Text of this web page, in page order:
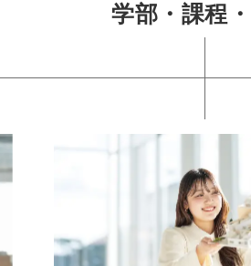
学部・課程